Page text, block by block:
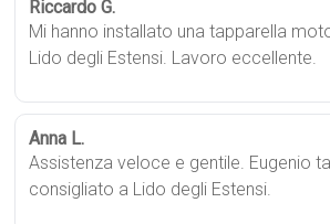
Riccardo G.
Mi hanno installato una tapparella
Lido degli Estensi. Lavoro eccellente.
Anna L.
Assistenza veloce e gentile. Eugenio
consigliato a Lido degli Estensi.